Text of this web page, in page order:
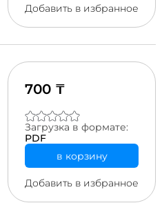
Добавить в избранное
700 ₸
Загрузка в формате:
PDF
в корзину
Добавить в избранное